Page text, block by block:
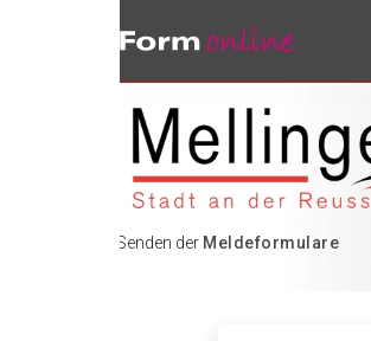
Meldeformulare